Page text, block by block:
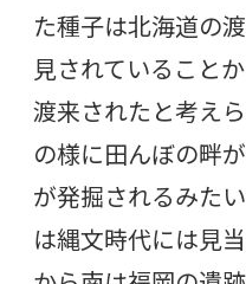
た種子は北海道の
見されていること
渡来されたと考え
の様に田んぼの畔
が発掘されるみた
は縄文時代には見